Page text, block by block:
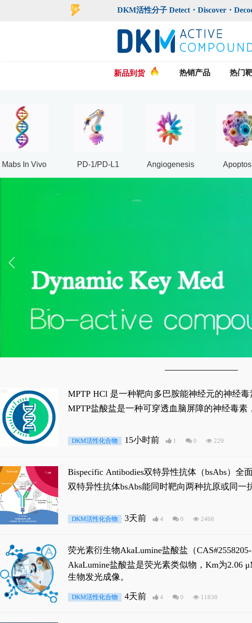
DKM活性分子 Detect・Discover・
新品到货 热销产品 热门
Mabs In Vivo PD-1/PD-L1 Angiogenesis
MPTP HCl 是一种靶向多巴胺能神经元的神经
经典应用即为选择性损毁中脑黑质致密部多巴
MPTP盐酸盐是一种可穿透血脑屏障的神经毒
DKM活性化合物 15小时前 1 0 229
Bispecific Antibodies双特异性抗体（bsAbs）
双特异性抗体bsAbs能同时靶向两种抗原或同
DKM活性化合物 3天前 4 0 2468
荧光素衍生物AkaLumine盐酸盐（
穿透能力，大幅增强成像信噪比，从而实现活
AkaLumine盐酸盐是荧光素类似物，Km为2.06
生物发光成像。
DKM活性化合物 4天前 4 0 11838